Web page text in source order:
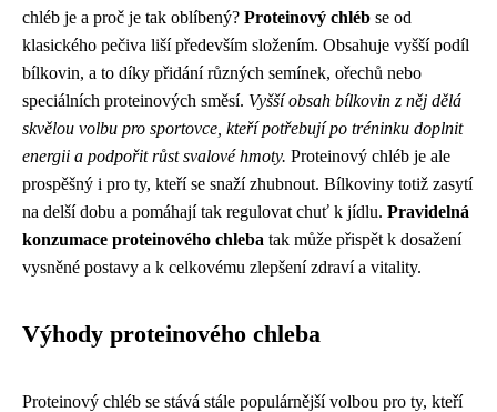
chléb je a proč je tak oblíbený? Proteinový chléb se od
klasického pečiva liší především složením. Obsahuje vyšší podíl
bílkovin, a to díky přidání různých semínek, ořechů nebo
speciálních proteinových směsí. Vyšší obsah bílkovin z něj dělá
skvělou volbu pro sportovce, kteří potřebují po tréninku doplnit
energii a podpořit růst svalové hmoty. Proteinový chléb je ale
prospěšný i pro ty, kteří se snaží zhubnout. Bílkoviny totiž zasytí
na delší dobu a pomáhají tak regulovat chuť k jídlu. Pravidelná
konzumace proteinového chleba tak může přispět k dosažení
vysněné postavy a k celkovému zlepšení zdraví a vitality.
Výhody proteinového chleba
Proteinový chléb se stává stále populárnější volbou pro ty, kteří